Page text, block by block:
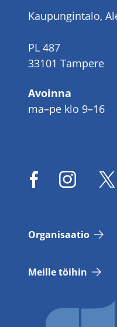
Kaupungintalo,
PL 487
33101 Tampere
Avoinna
ma–pe klo 9–16
Or­ga­ni­saa­tio
Meil­le töi­hin